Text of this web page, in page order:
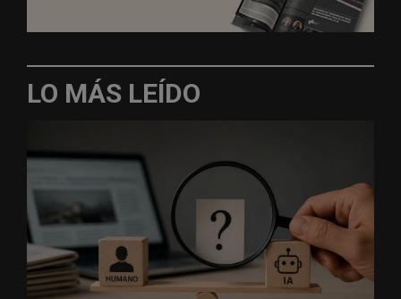
LO MÁS LEÍDO